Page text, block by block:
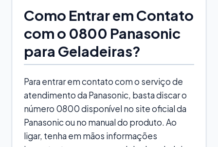
Como Entrar em Contato
com o 0800 Panasonic
para Geladeiras?
Para entrar em contato com o serviço de
atendimento da Panasonic, basta discar o
número 0800 disponível no site oficial da
Panasonic ou no manual do produto. Ao
ligar, tenha em mãos informações